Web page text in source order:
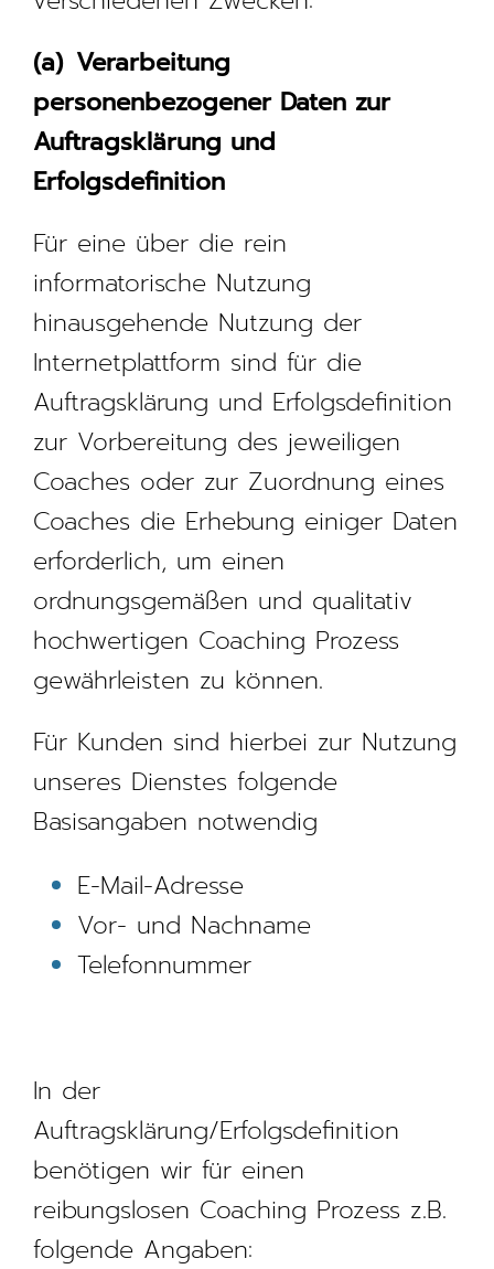
(a) Verarbeitung
personenbezogener Daten zur
Auftragsklärung und
Erfolgsdefinition
Für eine über die rein
informatorische Nutzung
hinausgehende Nutzung der
Internetplattform sind für die
Auftragsklärung und Erfolgsdefinition
zur Vorbereitung des jeweiligen
Coaches oder zur Zuordnung eines
Coaches die Erhebung einiger Daten
erforderlich, um einen
ordnungsgemäßen und qualitativ
hochwertigen Coaching Prozess
gewährleisten zu können.
Für Kunden sind hierbei zur Nutzung
unseres Dienstes folgende
Basisangaben notwendig
E-Mail-Adresse
Vor- und Nachname
Telefonnummer
In der
Auftragsklärung/Erfolgsdefinition
benötigen wir für einen
reibungslosen Coaching Prozess z.B.
folgende Angaben: